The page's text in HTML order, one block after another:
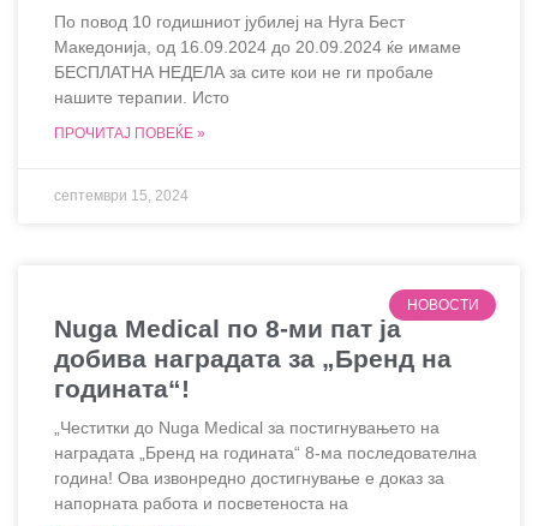
По повод 10 годишниот јубилеј на Нуга Бест
Македонија, од 16.09.2024 до 20.09.2024 ќе имаме
БЕСПЛАТНА НЕДЕЛА за сите кои не ги пробале
нашите терапии. Исто
ПРОЧИТАЈ ПОВЕЌЕ »
септември 15, 2024
НОВОСТИ
Nuga Medical по 8-ми пат ја
добива наградата за „Бренд на
годината“!
„Честитки до Nuga Medical за постигнувањето на
наградата „Бренд на годината“ 8-ма последователна
година! Ова извонредно достигнување е доказ за
напорната работа и посветеноста на